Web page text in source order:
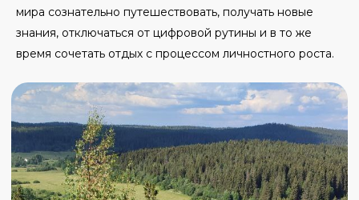
мира сознательно путешествовать, получать новые
знания, отключаться от цифровой рутины и в то же
время сочетать отдых с процессом личностного роста.